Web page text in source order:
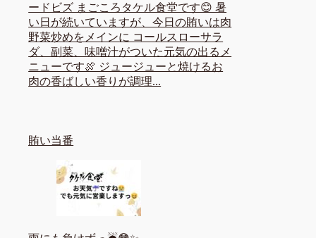
ードビズ まごころタケル食堂です😊 暑
い日が続いていますが、今日の賄いは肉
野菜炒めをメインに コールスローサラ
ダ、副菜、味噌汁がついた元気の出るメ
ニューです🍖 ジュージューと焼けるお
肉の香ばしい香りが調理...
賄い当番